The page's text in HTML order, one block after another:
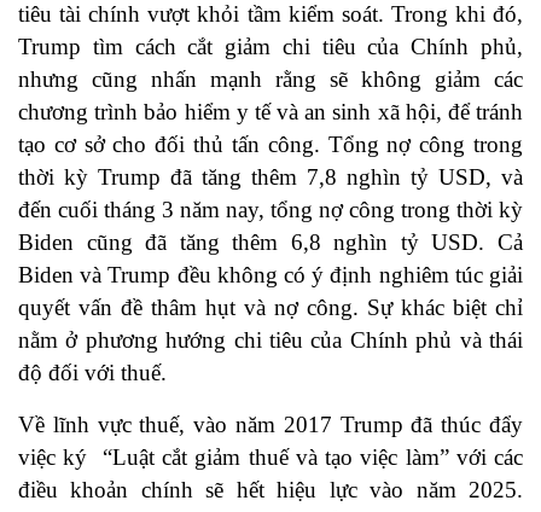
tiêu tài chính vượt khỏi tầm kiểm soát. Trong khi đó,
Trump tìm cách cắt giảm chi tiêu của Chính phủ,
nhưng cũng nhấn mạnh rằng sẽ không giảm các
chương trình bảo hiểm y tế và an sinh xã hội, để tránh
tạo cơ sở cho đối thủ tấn công. Tổng nợ công trong
thời kỳ Trump đã tăng thêm 7,8 nghìn tỷ USD, và
đến cuối tháng 3 năm nay, tổng nợ công trong thời kỳ
Biden cũng đã tăng thêm 6,8 nghìn tỷ USD. Cả
Biden và Trump đều không có ý định nghiêm túc giải
quyết vấn đề thâm hụt và nợ công. Sự khác biệt chỉ
nằm ở phương hướng chi tiêu của Chính phủ và thái
độ đối với thuế.
Về lĩnh vực thuế, vào năm 2017 Trump đã thúc đẩy
việc ký “Luật cắt giảm thuế và tạo việc làm” với các
điều khoản chính sẽ hết hiệu lực vào năm 2025.